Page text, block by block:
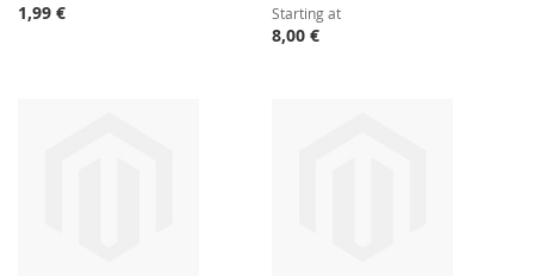
1,99 €
Starting at
8,00 €